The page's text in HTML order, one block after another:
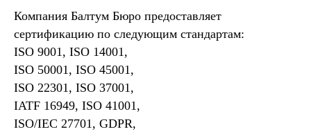
Компания Балтум Бюро предоставляет
сертификацию по следующим стандартам:
ISO 9001, ISO 14001,
ISO 50001, ISO 45001,
ISO 22301, ISO 37001,
IATF 16949, ISO 41001,
ISO/IEC 27701, GDPR,